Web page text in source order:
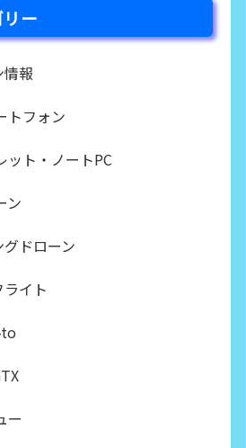
ー
情報
トフォン
ット・ノートPC
ン
グドローン
ライト
ー